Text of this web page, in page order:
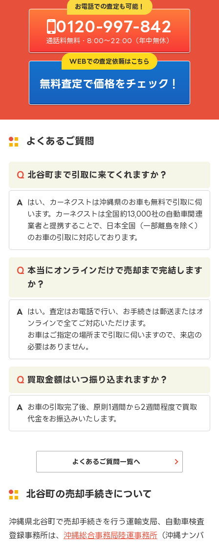
お電話での査定も可能！
0120-997-842
通話料無料・8:00〜22:00（年中無休）
WEBでの査定依頼はこちら
無料査定で価格をチェック！
よくあるご質問
北谷町まで引取に来てくれますか？
はい、カーネクストは沖縄県のお車も無料で引取に伺
います。カーネクストは全国約13,000社の自動車関連
業者と提携することで、日本全国（一部離島を除く）
のお車の引取に対応しております。
本当にオンラインだけで売却まで完結します
か？
はい。査定はお電話で行い、お手続きは郵送またはオ
ンラインで全てご対応いただけます。
お車はご指定の場所まで引取に伺いますので、来店の
必要はありません。
買取金額はいつ振り込まれますか？
お車の引取完了後、原則1週間から2週間程度で買取
代金をお振込みいたします。
よくあるご質問一覧へ
北谷町の売却手続きについて
沖縄県北谷町で売却手続きを行う運輸支局、自動車検査
登録事務所は、 沖縄総合事務局陸運事務所（沖縄ナンバ